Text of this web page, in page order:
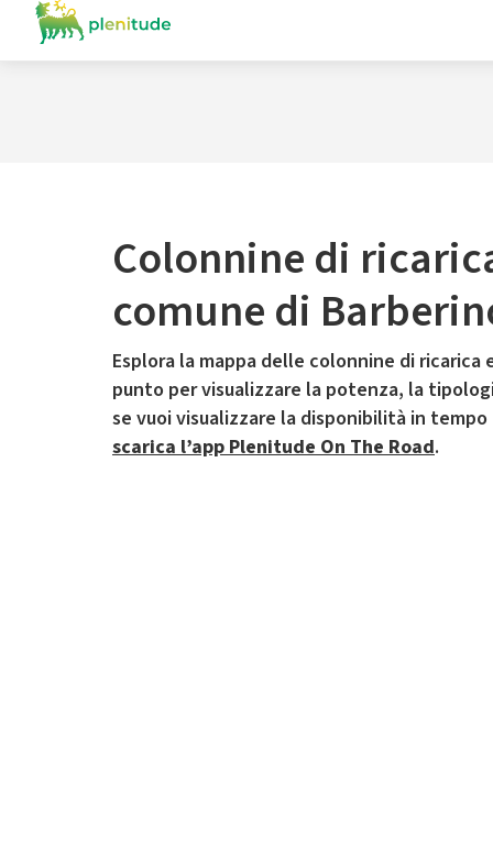
Colonnine di
comune di
Esplora la mappa delle colonnine di ricarica
punto per visualizzare la potenza, la
se vuoi visualizzare la disponibilità in
scarica l’app Plenitude On The Road.